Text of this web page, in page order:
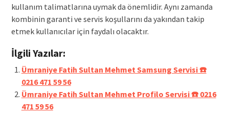
kullanım talimatlarına uymak da önemlidir. Aynı zamanda
kombinin garanti ve servis koşullarını da yakından takip
etmek kullanıcılar için faydalı olacaktır.
İlgili Yazılar:
Ümraniye Fatih Sultan Mehmet Samsung Servisi ☎️
0216 471 59 56
Ümraniye Fatih Sultan Mehmet Profilo Servisi ☎️ 0216
471 59 56